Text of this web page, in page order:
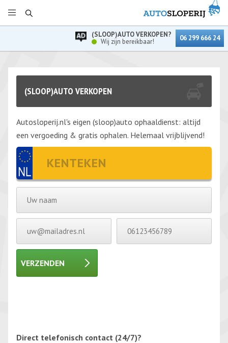
(SLOOP)AUTO VERKOPEN?
Wij zijn bereikbaar!
06 299 666 24
(SLOOP)AUTO VERKOPEN
Autosloperij.nl's eigen (sloop)auto ophaaldienst: altijd
een vergoeding & gratis ophalen. Helemaal vrijblijvend!
VERZENDEN
Direct telefonisch contact (24/7)?